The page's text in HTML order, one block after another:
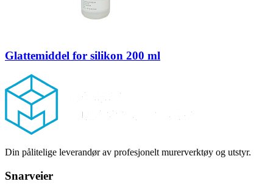
Glattemiddel for silikon 200 ml
Footer
Din pålitelige leverandør av profesjonelt murerverktøy og utstyr.
Snarveier